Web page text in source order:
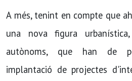
A més, tenint en compte que
una nova figura
autònoms, que han de
implantació de projectes